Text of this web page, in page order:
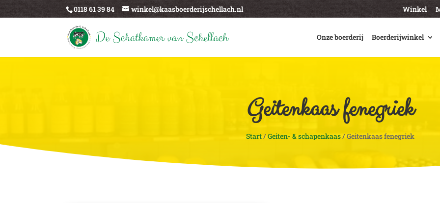
0118 61 39 84 winkel@kaasboerderijschellach.nl Winkel
Onze boerderij Boerderijwinkel
Geitenkaas fenegriek
Start/Geiten- & schapenkaas/ Geitenkaas fenegriek